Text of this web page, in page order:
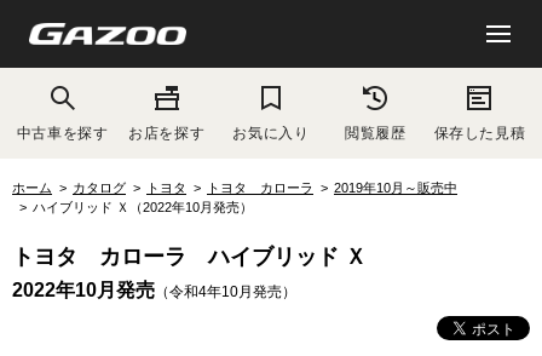
中古車を探す お店を探す お気に入り 閲覧履歴 保存した見積
ホーム カタログ トヨタ トヨタ カローラ
2019年10月～販売中
ハイブリッド Ｘ（2022年10月発売）
トヨタ カローラ ハイブリッド Ｘ
2022年10月発売 （令和4年10月発売）